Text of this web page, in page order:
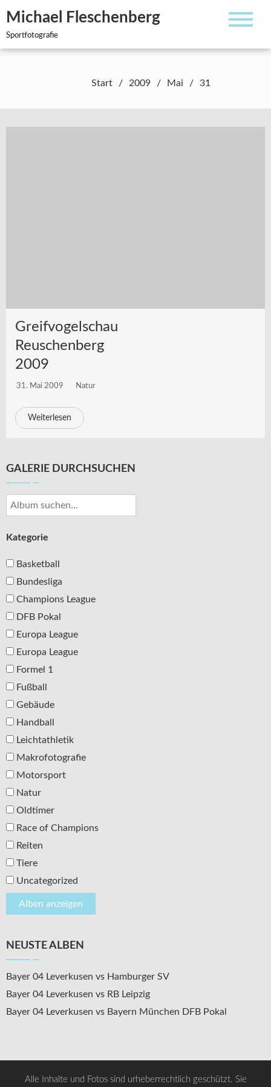
Inhalt
springen
Michael Fleschenberg
Sportfotografie
Start 2009 Mai 31
Greifvogelschau
Reuschenberg
2009
31. Mai 2009 Natur
Weiterlesen
GALERIE DURCHSUCHEN
Kategorie
Basketball
Bundesliga
Champions League
DFB Pokal
Europa League
Europa League
Formel 1
Fußball
Gebäude
Handball
Leichtathletik
Makrofotografie
Motorsport
Natur
Oldtimer
Race of Champions
Reiten
Tiere
Uncategorized
NEUSTE ALBEN
Bayer 04 Leverkusen vs Hamburger SV
Bayer 04 Leverkusen vs RB Leipzig
Bayer 04 Leverkusen vs Bayern München DFB Pokal
Alle Inhalte und Fotos sind urheberrechtlich geschützt. Sie